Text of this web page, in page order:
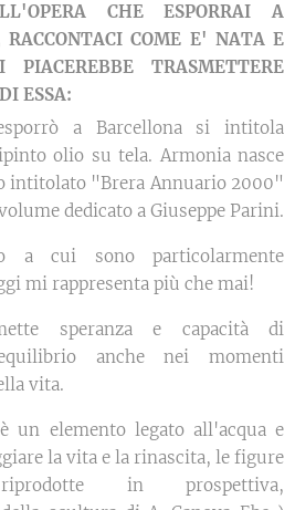
CHE ESPORRAI A
RACCONTACI COME E' NATA E
TRASMETTERE
ESSA:
a Barcellona si intitola
olio su tela. Armonia nasce
intitolato "Brera Annuario 2000"
dedicato a Giuseppe Parini.
a cui sono particolarmente
mi rappresenta più che mai!
speranza e capacità di
anche nei momenti
vita.
un elemento legato all'acqua e
la vita e la rinascita, le figure
in prospettiva,